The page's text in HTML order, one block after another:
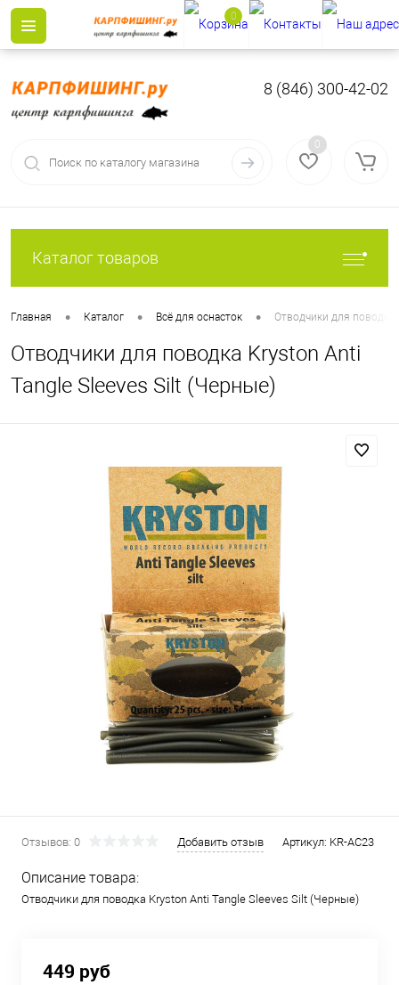
8 (846) 300-42-02
0
Каталог товаров
Главная • Каталог • Всё для оснасток • Отводчики для поводка
Отводчики для поводка Kryston Anti
Tangle Sleeves Silt (Черные)
Отзывов: 0 Добавить отзыв Артикул: KR-AC23
Описание товара:
Отводчики для поводка Kryston Anti Tangle Sleeves Silt (Черные)
449 руб
0